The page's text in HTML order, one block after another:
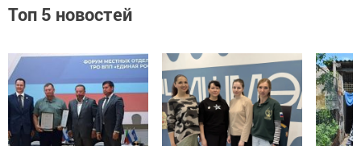
Топ 5 новостей